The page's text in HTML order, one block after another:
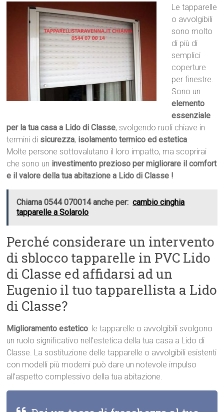
Le tapparelle
o avvolgibili
sono molto
di più di
semplici
coperture
per finestre.
Sono un
elemento
essenziale
per la tua casa a Lido di Classe, svolgendo ruoli chiave in
termini di sicurezza, isolamento termico ed estetica.
Molte persone sottovalutano il loro impatto, ma scoprirai
che sono un investimento prezioso per migliorare il comfort
e il valore della tua abitazione a Lido di Classe !
Chiama 0544 070014 anche per: cambio cinghia
tapparelle a Solarolo
Perché considerare un intervento
di sblocco tapparelle in PVC Lido
di Classe ed affidarsi ad un
Eugenio il tuo tapparellista a Lido
di Classe?
Miglioramento estetico: le tapparelle o avvolgibili svolgono
un ruolo significativo nell’estetica della tua casa a Lido di
Classe. La sostituzione delle tapparelle o avvolgibili esistenti
con modelli più moderni può dare un notevole impulso
all’aspetto complessivo della tua abitazione.